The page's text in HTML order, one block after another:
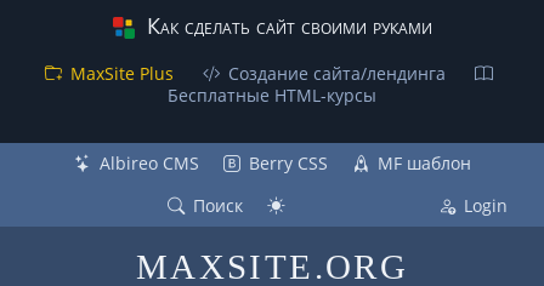
Как сделать сайт своими руками
MaxSite Plus
Создание сайта/лендинга
Бесплатные НТML-курсы
MAXSITE.ORG
Albireo CMS Berry CSS
MF шаблон
Поиск
Login